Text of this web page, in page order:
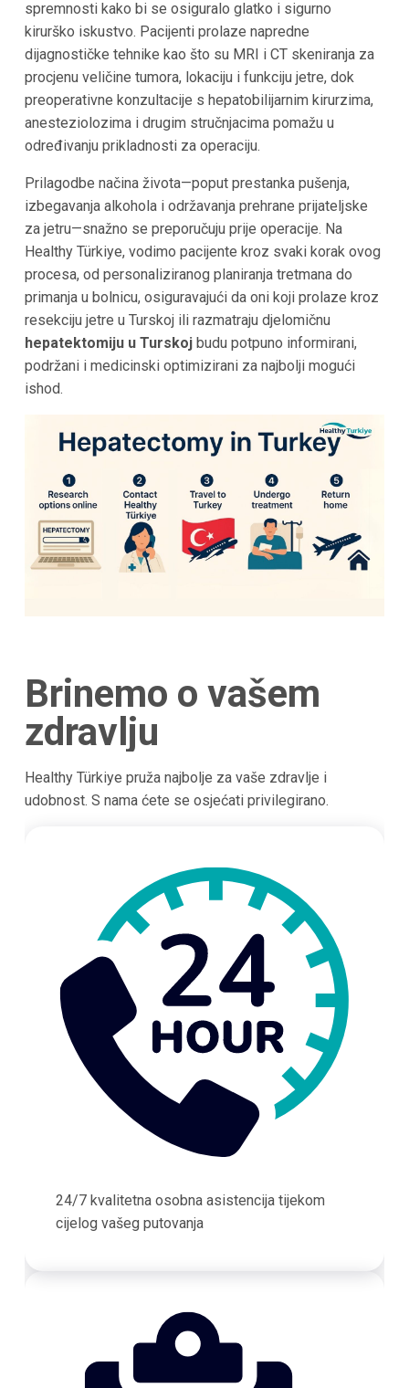
spremnosti kako bi se osiguralo glatko i sigurno
kirurško iskustvo. Pacijenti prolaze napredne
dijagnostičke tehnike kao što su MRI i CT skeniranja za
procjenu veličine tumora, lokaciju i funkciju jetre, dok
preoperativne konzultacije s hepatobilijarnim kirurzima,
anesteziolozima i drugim stručnjacima pomažu u
određivanju prikladnosti za operaciju.
Prilagodbe načina života—poput prestanka pušenja,
izbegavanja alkohola i održavanja prehrane prijateljske
za jetru—snažno se preporučuju prije operacije. Na
Healthy Türkiye, vodimo pacijente kroz svaki korak ovog
procesa, od personaliziranog planiranja tretmana do
primanja u bolnicu, osiguravajući da oni koji prolaze kroz
resekciju jetre u Turskoj ili razmatraju djelomičnu
hepatektomiju u Turskojbudu potpuno informirani,
podržani i medicinski optimizirani za najbolji mogući
ishod.
Brinemo o vašem
zdravlju
Healthy Türkiye pruža najbolje za vaše zdravlje i
udobnost. S nama ćete se osjećati privilegirano.
24/7 kvalitetna osobna asistencija tijekom
cijelog vašeg putovanja